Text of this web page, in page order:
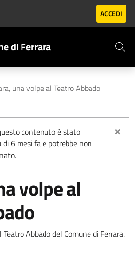
ACCEDI
di Ferrara
una volpe al Teatro Abbado
contenuto è stato
di 6 mesi fa e potrebbe non
×
volpe al
Abbado del Comune di Ferrara.